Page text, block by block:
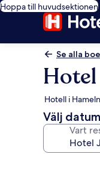
Hoppa till huvudsektionen
Se alla
Hotell i
Välj
Vart